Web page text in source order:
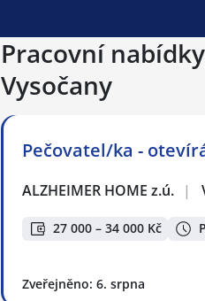
Pracovní
Vysočany
Pečovatel/ka -
ALZHEIMER HOME z.ú. |
27 000 – 34 000 Kč
Zveřejněno: 6. srpna